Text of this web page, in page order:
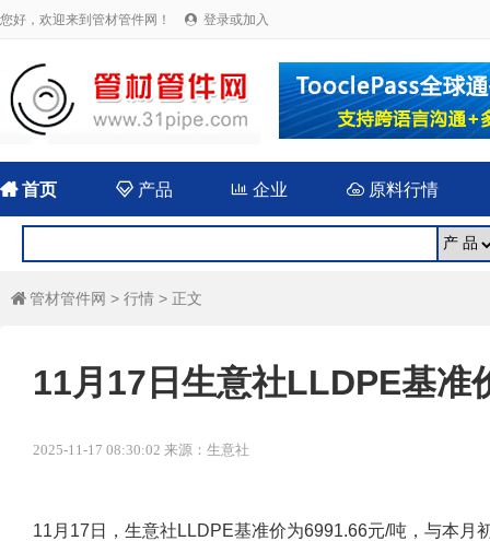
您好，欢迎来到管材管件网！  登录或加入
首页 产品  企业 原料行情
 管材管件网 > 行情 > 正文
11月17日生意社LLDPE基准
2025-11-17 08:30:02 来源：生意社
11月17日，生意社LLDPE基准价为6991.66元/吨，与本月